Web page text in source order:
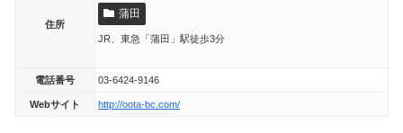
住所
蒲田
JR、東急「蒲田」駅徒歩3分
電話番号 03-6424-9146
Webサイト http://oota-bc.com/